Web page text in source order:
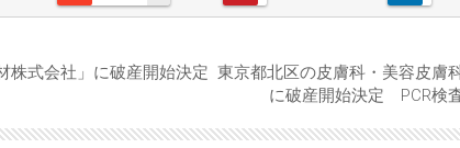
株式会社」に破産開始決定 東京都北区の皮膚科・美容皮膚
に破産開始決定 PCR検